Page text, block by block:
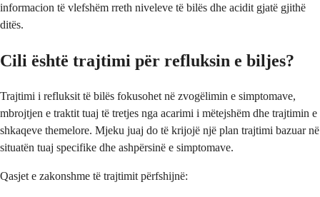
informacion të vlefshëm rreth niveleve të bilës dhe acidit gjatë gjithë
ditës.
Cili është trajtimi për refluksin e biljes?
Trajtimi i refluksit të bilës fokusohet në zvogëlimin e simptomave,
mbrojtjen e traktit tuaj të tretjes nga acarimi i mëtejshëm dhe trajtimin e
shkaqeve themelore. Mjeku juaj do të krijojë një plan trajtimi bazuar në
situatën tuaj specifike dhe ashpërsinë e simptomave.
Qasjet e zakonshme të trajtimit përfshijnë: